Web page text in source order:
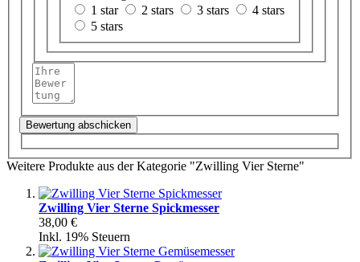
1 star
2 stars 3 stars
4 stars
5 stars
Bewertung abschicken
Weitere Produkte aus der Kategorie "Zwilling Vier Sterne"
Zwilling Vier Sterne Spickmesser
38,00 €
Inkl. 19% Steuern